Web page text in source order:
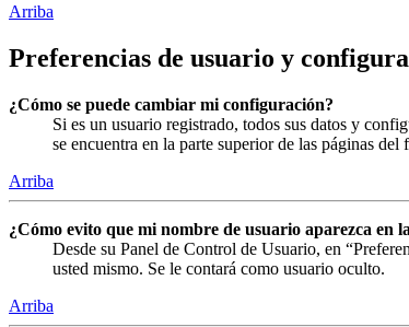
Arriba
Preferencias de usuario y
¿Cómo se puede cambiar mi configuración?
Si es un usuario registrado, todos sus datos y
se encuentra en la parte superior de las páginas
Arriba
¿Cómo evito que mi nombre de usuario aparezca en
Desde su Panel de Control de Usuario, en
usted mismo. Se le contará como usuario oculto.
Arriba